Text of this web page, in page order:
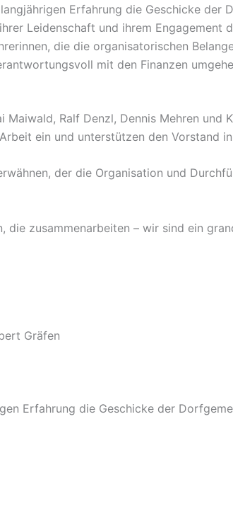
Erfahrung die Geschicke der
Leidenschaft und ihrem Engagement
die die organisatorischen
mit den Finanzen
Maiwald, Ralf Denzl, Dennis Mehren
ein und unterstützen den Vorstand
der die Organisation und
die zusammenarbeiten – wir sind ein
Gräfen
Erfahrung die Geschicke der